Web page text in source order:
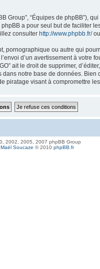
Group”, “Équipes de phpBB”),
phpBB a pour seul but de faciliter
consulter http://www.phpbb.fr/ou
ou autre qui
d’un avertissement à votre
ait le droit de supprimer,
notre base de données.
piratage visant à compromettre
2002, 2005, 2007 phpBB Group
Maël Soucaze © 2010 phpBB.fr